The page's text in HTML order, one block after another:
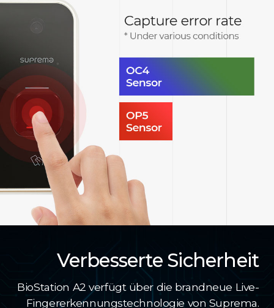
Verbesserte Sicherheit
BioStation A2 verfügt über die brandneue Live-
Fingererkennungstechnologie von Suprema.